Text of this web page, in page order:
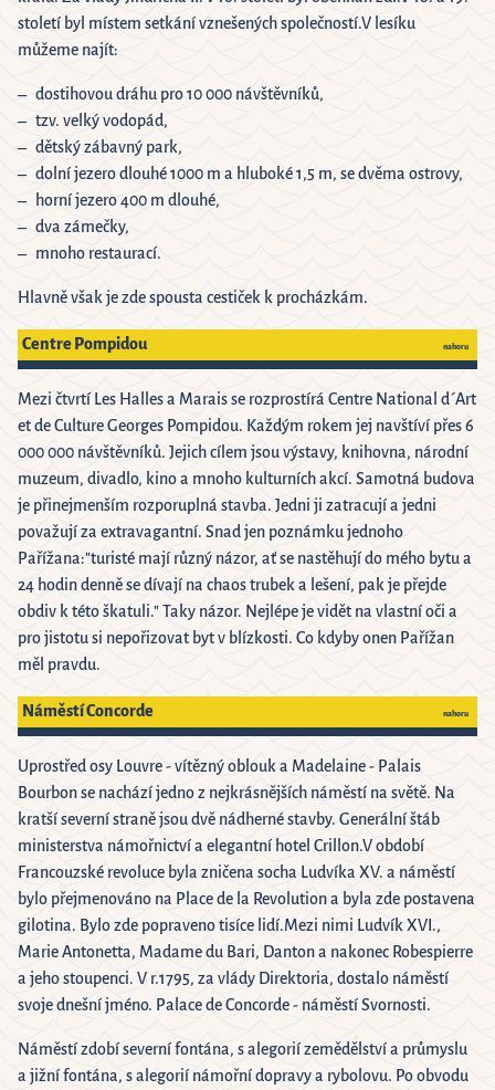
století byl místem setkání vznešených společností.V lesíku
můžeme najít:
dostihovou dráhu pro 10 000 návštěvníků,
tzv. velký vodopád,
dětský zábavný park,
dolní jezero dlouhé 1000 m a hluboké 1,5 m, se dvěma ostrovy,
horní jezero 400 m dlouhé,
dva zámečky,
mnoho restaurací.
Hlavně však je zde spousta cestiček k procházkám.
Centre Pompidou nahoru
Mezi čtvrtí Les Halles a Marais se rozprostírá Centre National d´Art
et de Culture Georges Pompidou. Každým rokem jej navštíví přes 6
000 000 návštěvníků. Jejich cílem jsou výstavy, knihovna, národní
muzeum, divadlo, kino a mnoho kulturních akcí. Samotná budova
je přinejmenším rozporuplná stavba. Jedni ji zatracují a jedni
považují za extravagantní. Snad jen poznámku jednoho
Pařížana:"turisté mají různý názor, ať se nastěhují do mého bytu a
24 hodin denně se dívají na chaos trubek a lešení, pak je přejde
obdiv k této škatuli." Taky názor. Nejlépe je vidět na vlastní oči a
pro jistotu si nepořizovat byt v blízkosti. Co kdyby onen Pařížan
měl pravdu.
Náměstí Concorde nahoru
Uprostřed osy Louvre - vítězný oblouk a Madelaine - Palais
Bourbon se nachází jedno z nejkrásnějších náměstí na světě. Na
kratší severní straně jsou dvě nádherné stavby. Generální štáb
ministerstva námořnictví a elegantní hotel Crillon.V období
Francouzské revoluce byla zničena socha Ludvíka XV. a náměstí
bylo přejmenováno na Place de la Revolution a byla zde postavena
gilotina. Bylo zde popraveno tisíce lidí.Mezi nimi Ludvík XVI.,
Marie Antonetta, Madame du Bari, Danton a nakonec Robespierre
a jeho stoupenci. V r.1795, za vlády Direktoria, dostalo náměstí
svoje dnešní jméno. Palace de Concorde - náměstí Svornosti.
Náměstí zdobí severní fontána, s alegorií zemědělství a průmyslu
a jižní fontána, s alegorií námořní dopravy a rybolovu. Po obvodu